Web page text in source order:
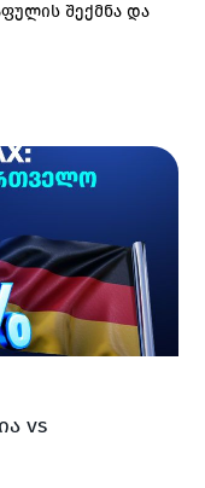
შექმნა და
vs